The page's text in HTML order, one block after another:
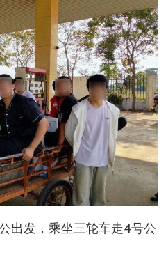
出发，乘坐三轮车走4号公